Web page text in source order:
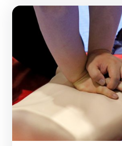
Formation Premiers Secours